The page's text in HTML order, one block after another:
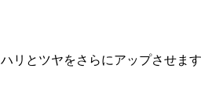
ハリとツヤをさらにアップさせます